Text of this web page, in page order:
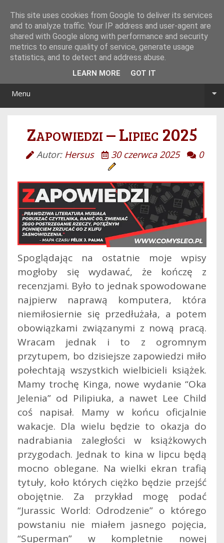
Menu
Zapowiedzi – Lipiec 2025
Autor: Hersus 30 czerwca 2025 0
Spoglądając na ostatnie moje wpisy
mogłoby się wydawać, że kończę z
recenzjami. Było to jednak spowodowane
najpierw naprawą komputera, która
niemiłosiernie się przedłużała, a potem
obowiązkami związanymi z nową pracą.
Wracam jednak i to z ogromnym
przytupem, bo dzisiejsze zapowiedzi miło
połechtają wszystkich wielbicieli książek.
Mamy trochę Kinga, nowe wydanie “Oka
Jelenia” od Pilipiuka, a nawet Lee Child
coś napisał. Mamy w końcu oficjalnie
wakacje. Dla wielu będzie to okazja do
nadrabiania zaległości w książkowych
przygodach. Jednak to kina w lipcu będą
mocno oblegane. Na wielki ekran trafią
tytuły, koło których ciężko będzie przejść
obojętnie. Za przykład mogę podać
“Jurassic World: Odrodzenie” o którego
powstaniu nie miałem jasnego pojęcia,
“Superman” w kompletnie nowej
This site uses cookies from Google to deliver its services
and to analyze traffic. Your IP address and user-agent are
shared with Google along with performance and security
metrics to ensure quality of service, generate usage
statistics, and to detect and address abuse.
LEARN MORE GOT IT